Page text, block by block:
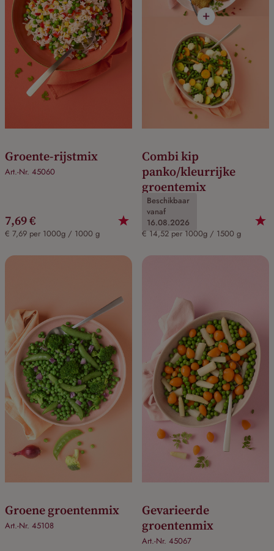
Groente-rijstmix
Art.-Nr. 45060
7,69 €
€ 7,69 per 1000g / 1000 g
Beschikbaar
vanaf
16.08.2026
Combi kip
panko/kleurrijke
groentemix
Art.-Nr. 31120
21,78 €
€ 14,52 per 1000g / 1500 g
Groene groentenmix
Art.-Nr. 45108
Gevarieerde
groentenmix
Art.-Nr. 45067